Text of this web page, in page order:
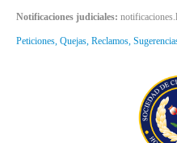
Notificaciones judiciales:
Peticiones, Quejas, Reclamos,